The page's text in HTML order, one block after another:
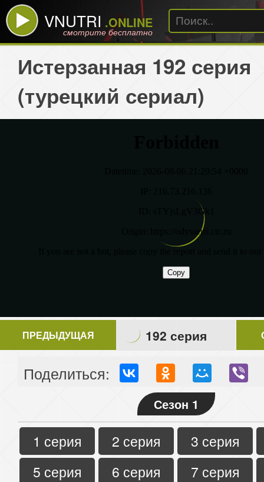
VNUTRI .ONLINE
смотрите бесплатно
Истерзанная 192 серия
(турецкий сериал)
ПРЕДЫДУЩАЯ 192 серия
Поделиться:
Сезон 1
1 серия 2 серия
3 серия
5 серия
6 серия
7 серия